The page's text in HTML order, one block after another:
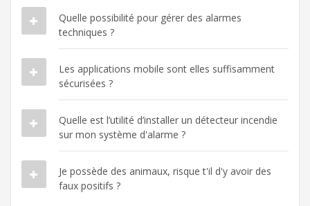
Quelle possibilité pour gérer des alarmes
techniques ?
Les applications mobile sont elles suffisamment
sécurisées ?
Quelle est l’utilité d’installer un détecteur incendie
sur mon système d'alarme ?
Je possède des animaux, risque t'il d'y avoir des
faux positifs ?